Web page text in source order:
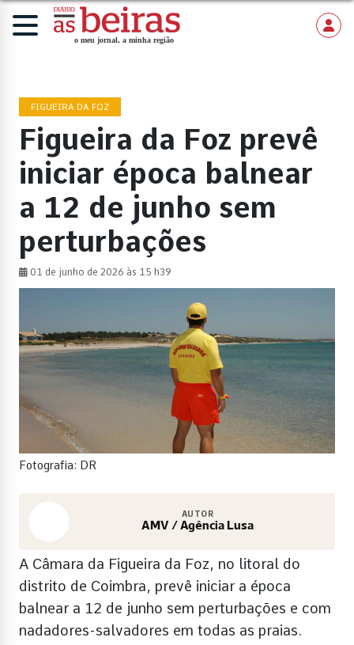
FIGUEIRA DA FOZ
Figueira da Foz prevê
iniciar época balnear
a 12 de junho sem
perturbações
01 de junho de 2026 às 15 h39
Fotografia: DR
AUTOR
AMV / Agência Lusa
A Câmara da Figueira da Foz, no litoral do
distrito de Coimbra, prevê iniciar a época
balnear a 12 de junho sem perturbações e com
nadadores-salvadores em todas as praias.